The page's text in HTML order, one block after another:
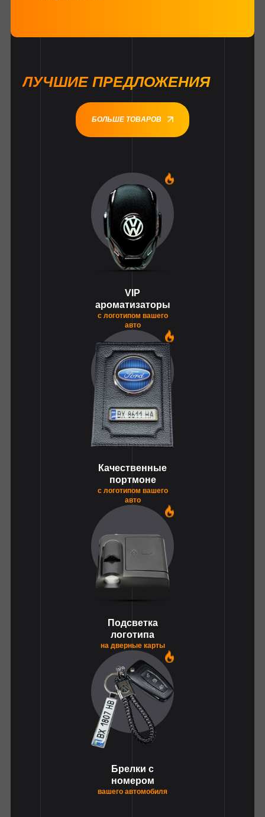
ЛУЧШИЕ ПРЕДЛОЖЕНИЯ
БОЛЬШЕ ТОВАРОВ
VIP
ароматизаторы
с логотипом вашего
авто
Качественные
портмоне
с логотипом вашего
авто
Подсветка
логотипа
на дверные карты
Брелки с
номером
вашего автомобиля